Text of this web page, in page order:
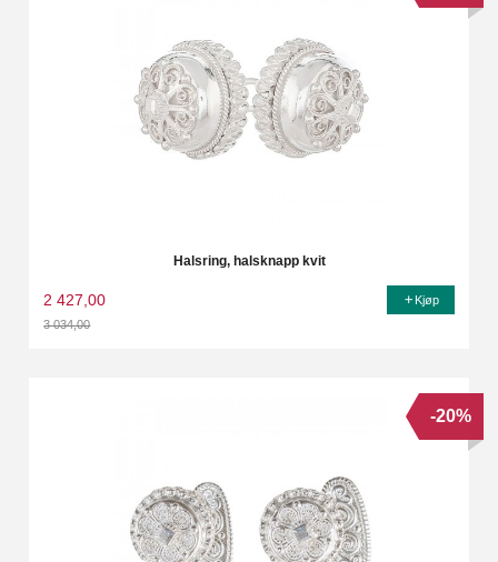
Halsring, halsknapp kvit
2 427,00
3 034,00
Kjøp
-20%